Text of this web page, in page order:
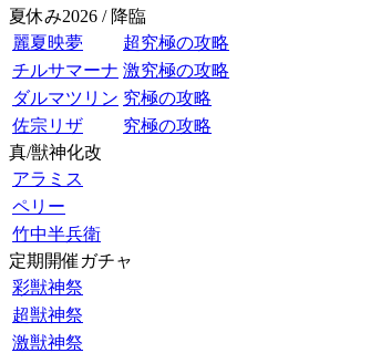
夏休み2026 / 降臨
麗夏映夢
超究極の攻略
チルサマーナ 激究極の攻略
ダルマツリン 究極の攻略
佐宗リザ
究極の攻略
真/獣神化改
アラミス
ペリー
竹中半兵衛
定期開催ガチャ
彩獣神祭
超獣神祭
激獣神祭